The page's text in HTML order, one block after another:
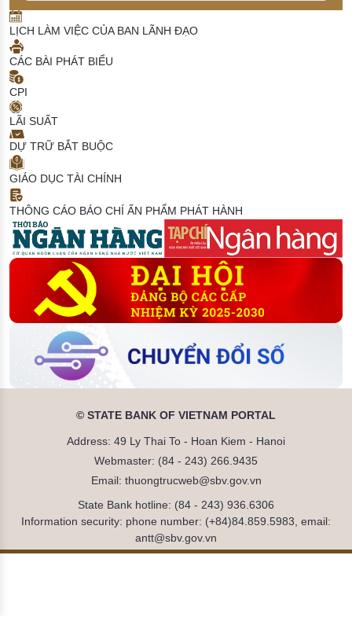
LỊCH LÀM VIỆC CỦA BAN LÃNH ĐẠO
CÁC BÀI PHÁT BIỂU
CPI
LÃI SUẤT
DỰ TRỮ BẮT BUỘC
GIÁO DỤC TÀI CHÍNH
THÔNG CÁO BÁO CHÍ ẤN PHẨM PHÁT HÀNH
© STATE BANK OF VIETNAM PORTAL
Address: 49 Ly Thai To - Hoan Kiem - Hanoi
Webmaster: (84 - 243) 266.9435
Email: thuongtrucweb@sbv.gov.vn
State Bank hotline: (84 - 243) 936.6306
Information security: phone number: (+84)84.859.5983, email:
antt@sbv.gov.vn